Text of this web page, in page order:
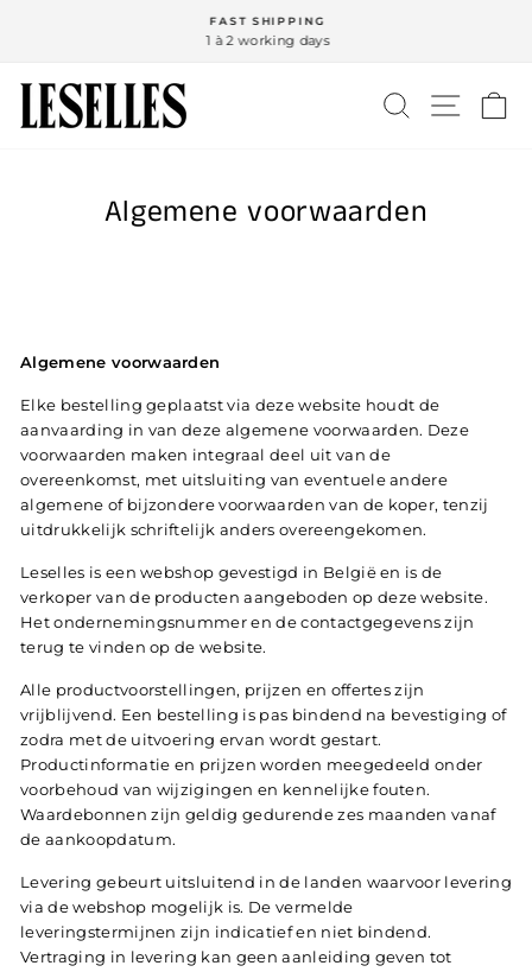
FAST SHIPPING
1 à 2 working days
ZOEK
Algemene voorwaarden
Algemene voorwaarden
Elke bestelling geplaatst via deze website houdt de
aanvaarding in van deze algemene voorwaarden. Deze
voorwaarden maken integraal deel uit van de
overeenkomst, met uitsluiting van eventuele andere
algemene of bijzondere voorwaarden van de koper, tenzij
uitdrukkelijk schriftelijk anders overeengekomen.
Leselles is een webshop gevestigd in België en is de
verkoper van de producten aangeboden op deze website.
Het ondernemingsnummer en de contactgegevens zijn
terug te vinden op de website.
Alle productvoorstellingen, prijzen en offertes zijn
vrijblijvend. Een bestelling is pas bindend na bevestiging of
zodra met de uitvoering ervan wordt gestart.
Productinformatie en prijzen worden meegedeeld onder
voorbehoud van wijzigingen en kennelijke fouten.
Waardebonnen zijn geldig gedurende zes maanden vanaf
de aankoopdatum.
Levering gebeurt uitsluitend in de landen waarvoor levering
via de webshop mogelijk is. De vermelde
leveringstermijnen zijn indicatief en niet bindend.
Vertraging in levering kan geen aanleiding geven tot